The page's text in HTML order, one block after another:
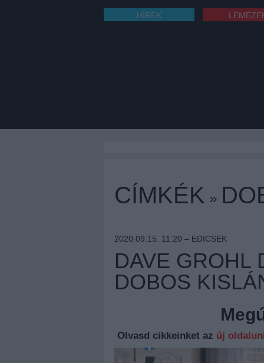
HÍREK
CÍMKÉK »
2020.09.15. 11:20 – EDICSEK
DAVE GROHL
DOBOS
Olvasd cikkeinket az új